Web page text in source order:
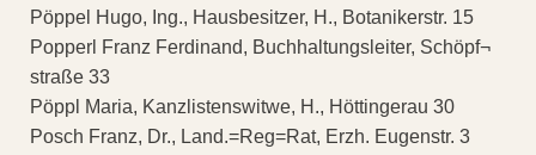
Pöppel Hugo, Ing., Hausbesitzer, H., Botanikerstr. 15
Popperl Franz Ferdinand, Buchhaltungsleiter, Schöpf¬
straße 33
Pöppl Maria, Kanzlistenswitwe, H., Höttingerau 30
Posch Franz, Dr., Land.=Reg=Rat, Erzh. Eugenstr. 3